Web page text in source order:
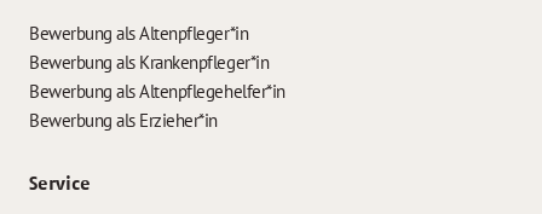
Bewerbung als Altenpfleger*in
Bewerbung als Krankenpfleger*in
Bewerbung als Altenpflegehelfer*in
Bewerbung als Erzieher*in
Service